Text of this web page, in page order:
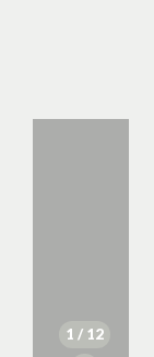
1 / 12